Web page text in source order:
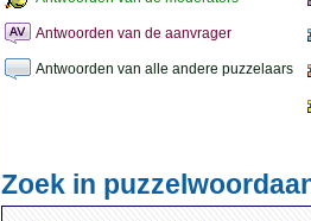
Antwoorden van de aanvrager
Antwoorden van alle andere puzzelaars
Zoek in